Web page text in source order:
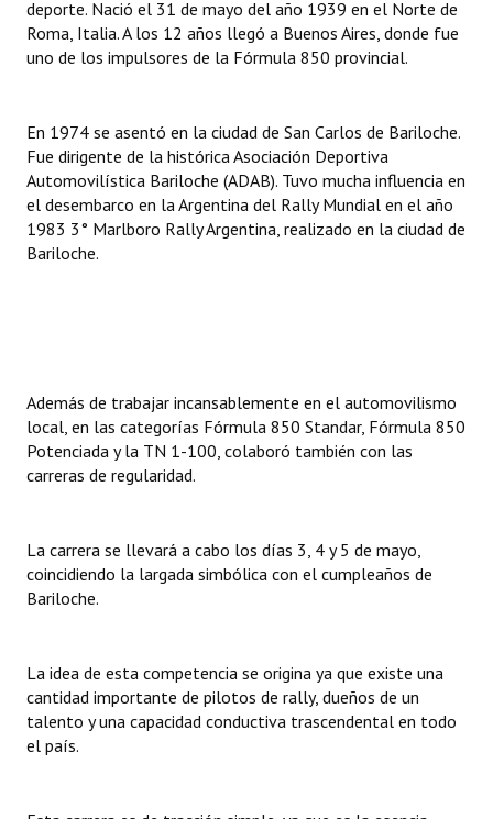
Datos Históricos
Audiencias Públicas - Registro
Mujeres que Dejaron Huellas - Registro
Periodistas Decanos - Registro
Ciudadano Ilustre - Registro
Antiguos Pobladores - Registro
Reconocimientos - Registro
Bariloche, Municipio intercultural
REFORMA DE LA CARTA ORGÁNICA
deporte. Nació el 31 de mayo del año 1939 en el Norte de
Roma, Italia. A los 12 años llegó a Buenos Aires, donde fue
uno de los impulsores de la Fórmula 850 provincial.
En 1974 se asentó en la ciudad de San Carlos de Bariloche.
Fue dirigente de la histórica Asociación Deportiva
Automovilística Bariloche (ADAB). Tuvo mucha influencia en
el desembarco en la Argentina del Rally Mundial en el año
1983 3° Marlboro Rally Argentina, realizado en la ciudad de
Bariloche.
Además de trabajar incansablemente en el automovilismo
local, en las categorías Fórmula 850 Standar, Fórmula 850
Potenciada y la TN 1-100, colaboró también con las
carreras de regularidad.
La carrera se llevará a cabo los días 3, 4 y 5 de mayo,
coincidiendo la largada simbólica con el cumpleaños de
Bariloche.
La idea de esta competencia se origina ya que existe una
cantidad importante de pilotos de rally, dueños de un
talento y una capacidad conductiva trascendental en todo
el país.